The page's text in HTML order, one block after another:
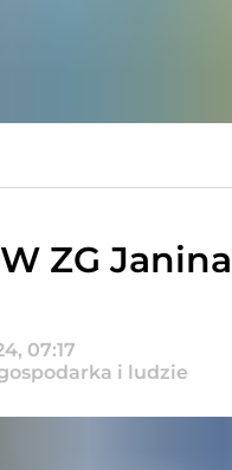
ZG
07:17
i ludzie